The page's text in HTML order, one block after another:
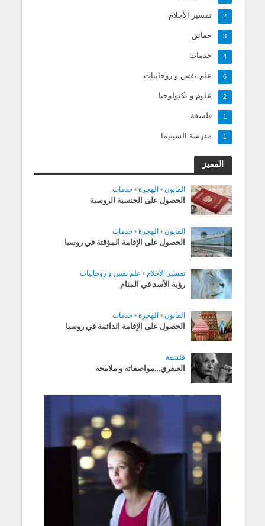
تفسير الأحلام 2
حقائق 3
خدمات 4
علم نفس و روحانيات 6
علوم و تكنولوجيا 2
فلسفة 1
مدرسة السينيما 1
المميز
القانون • الهجرة • خدمات
الحصول على الجنسية الروسية
القانون • الهجرة • خدمات
الحصول على الإقامة المؤقتة في روسيا
تفسير الأحلام • علم نفس و روحانيات
رؤية الأسد في المنام
القانون • الهجرة • خدمات
الحصول على الإقامة الدائمة في روسيا
فلسفة
العبقري…مواصفاته و ملامحه